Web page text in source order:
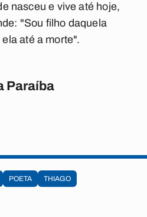
nasceu e vive até hoje,
"Sou filho daquela
até a morte".
Paraíba
POETA THIAGO